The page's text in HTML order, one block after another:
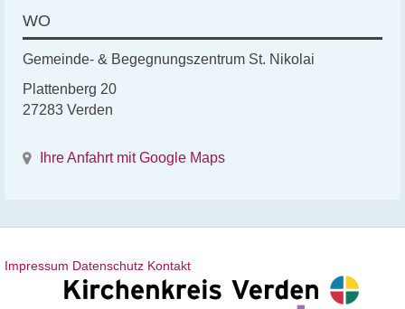
WO
Gemeinde- & Begegnungszentrum St. Nikolai
Plattenberg 20
27283 Verden
Ihre Anfahrt mit Google Maps
Impressum Datenschutz Kontakt